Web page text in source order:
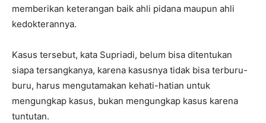
memberikan keterangan baik ahli pidana maupun ahli
kedokterannya.
Kasus tersebut, kata Supriadi, belum bisa ditentukan
siapa tersangkanya, karena kasusnya tidak bisa terburu-
buru, harus mengutamakan kehati-hatian untuk
mengungkap kasus, bukan mengungkap kasus karena
tuntutan.